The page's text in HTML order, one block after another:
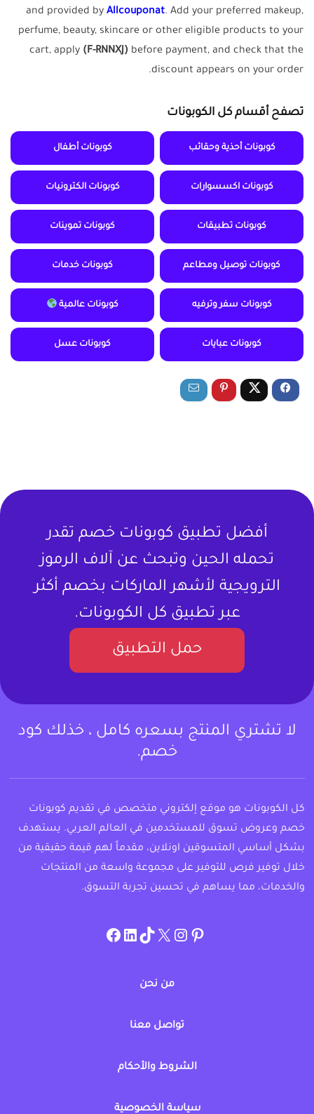
and provided by Allcouponat. Add your preferred makeup,
perfume, beauty, skincare or other eligible products to your
cart, apply (F-RNNXJ) before payment, and check that the
discount appears on your order.
تصفح أقسام كل الكوبونات
كوبونات أحذية وحقائب كوبونات أطفال
كوبونات اكسسوارات كوبونات الكترونيات
كوبونات تطبيقات كوبونات تموينات
كوبونات توصيل ومطاعم كوبونات خدمات
كوبونات سفر وترفيه كوبونات عالمية
كوبونات عبايات كوبونات عسل
أفضل تطبيق كوبونات خصم تقدر
تحمله الحين وتبحث عن آلاف الرموز
الترويجية لأشهر الماركات بخصم أكثر
عبر تطبيق كل الكوبونات.
حمل التطبيق
لا تشتري المنتج بسعره كامل ، خذلك كود
خصم.
كل الكوبونات هو موقع إلكتروني متخصص في تقديم كوبونات
خصم وعروض تسوق للمستخدمين في العالم العربي. يستهدف
بشكل أساسي المتسوقين اونلاين، مقدماً لهم قيمة حقيقية من
خلال توفير فرص للتوفير على مجموعة واسعة من المنتجات
والخدمات، مما يساهم في تحسين تجربة التسوق.
pinterest
allcouponat
twitter
TikTok
linkedin
facebook
من نحن
تواصل معنا
الشروط والأحكام
سياسة الخصوصية